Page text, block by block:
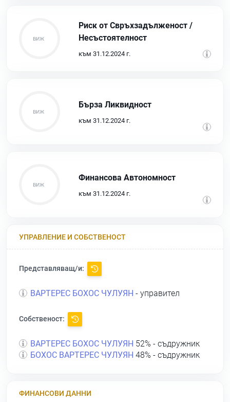
Риск от Свръхзадълженост /
Несъстоятелност
към 31.12.2024 г.
Бърза Ликвидност
към 31.12.2024 г.
Финансова Автономност
към 31.12.2024 г.
УПРАВЛЕНИЕ И СОБСТВЕНОСТ
Представляващ/и:
ВАРТЕРЕС БОХОС ЧУЛУЯН - управител
Собственост:
ВАРТЕРЕС БОХОС ЧУЛУЯН 52% - съдружник
БОХОС ВАРТЕРЕС ЧУЛУЯН 48% - съдружник
ФИНАНСОВИ ДАННИ